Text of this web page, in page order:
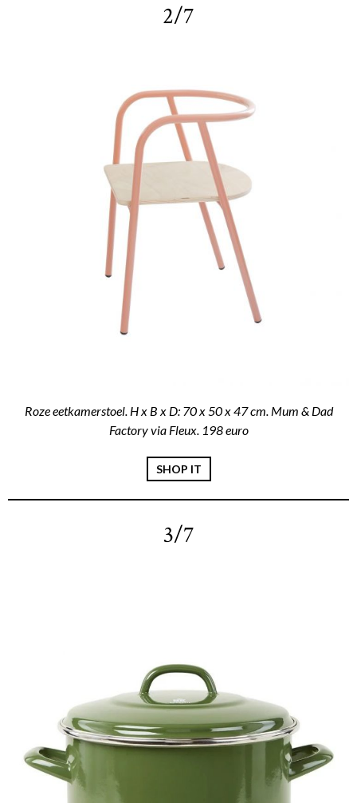
2/7
Roze eetkamerstoel. H x B x D: 70 x 50 x 47 cm. Mum & Dad
Factory via Fleux. 198 euro
SHOP IT
3/7